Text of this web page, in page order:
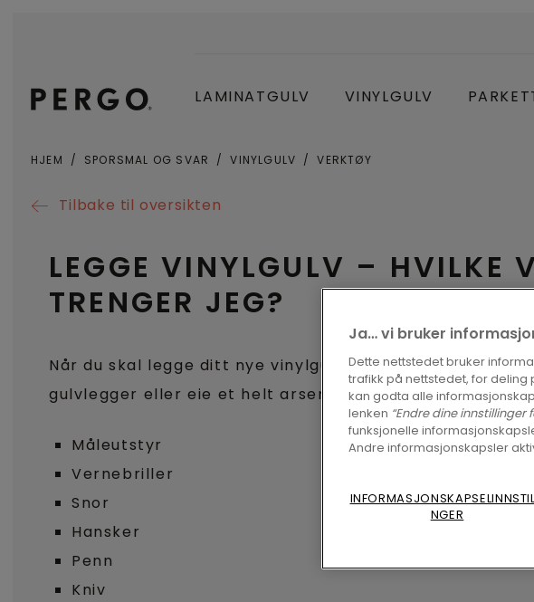
LAMINATGULV VINYLGULV
HJEM SPORSMAL OG SVAR VINYLGULV VERKTØY
Tilbake til oversikten
LEGGE VINYLGULV – HVILKE
TRENGER JEG?
Når du skal legge ditt nye vinylgulv, trenger du verken
gulvlegger eller eie et helt arsenal med verktøy.
Måleutstyr
Vernebriller
Snor
Hansker
Penn
Kniv
Ja… vi bruker
Dette nettstedet bruker
trafikk på nettstedet, for deling
kan godta alle
lenken “Endre dine
funksjonelle
Andre informasjonskapsler
NGER